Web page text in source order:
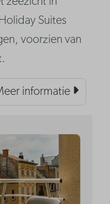
Suites
voorzien van
informatie